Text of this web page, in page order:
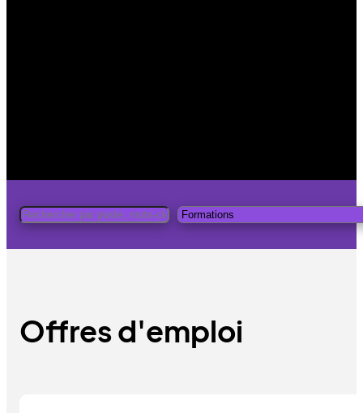
Offres d'emploi